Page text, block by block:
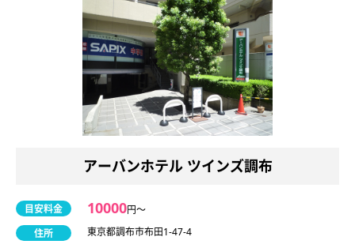
アーバンホテル ツインズ調布
目安料金 10000円〜
住所
東京都調布市布田1-47-4